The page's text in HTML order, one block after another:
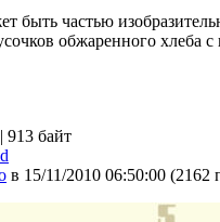
быть частью
обжаренного
| 913 байт
в 15/11/2010 06:50:00 (2162